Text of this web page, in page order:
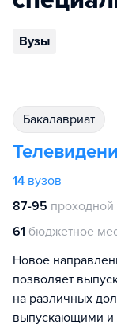
Вузы
бакалавриат
14 вузов
87-95 проходной
61 бюджетное
Новое
позволяет
на различных
выпускающими и